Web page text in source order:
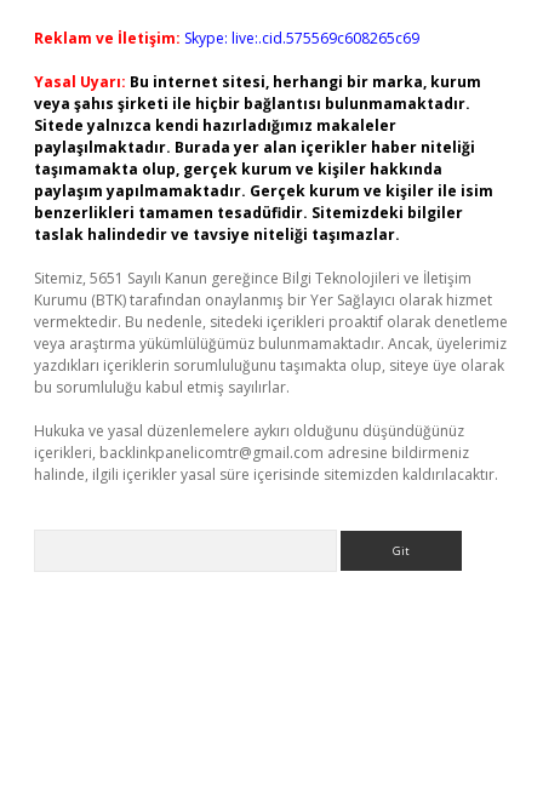
Reklam ve İletişim: Skype: live:.cid.575569c608265c69
Yasal Uyarı: Bu internet sitesi, herhangi bir marka, kurum
veya şahıs şirketi ile hiçbir bağlantısı bulunmamaktadır.
Sitede yalnızca kendi hazırladığımız makaleler
paylaşılmaktadır. Burada yer alan içerikler haber niteliği
taşımamakta olup, gerçek kurum ve kişiler hakkında
paylaşım yapılmamaktadır. Gerçek kurum ve kişiler ile isim
benzerlikleri tamamen tesadüfidir. Sitemizdeki bilgiler
taslak halindedir ve tavsiye niteliği taşımazlar.
Sitemiz, 5651 Sayılı Kanun gereğince Bilgi Teknolojileri ve İletişim
Kurumu (BTK) tarafından onaylanmış bir Yer Sağlayıcı olarak hizmet
vermektedir. Bu nedenle, sitedeki içerikleri proaktif olarak denetleme
veya araştırma yükümlülüğümüz bulunmamaktadır. Ancak, üyelerimiz
yazdıkları içeriklerin sorumluluğunu taşımakta olup, siteye üye olarak
bu sorumluluğu kabul etmiş sayılırlar.
Hukuka ve yasal düzenlemelere aykırı olduğunu düşündüğünüz
içerikleri, backlinkpanelicomtr@gmail.com adresine bildirmeniz
halinde, ilgili içerikler yasal süre içerisinde sitemizden kaldırılacaktır.